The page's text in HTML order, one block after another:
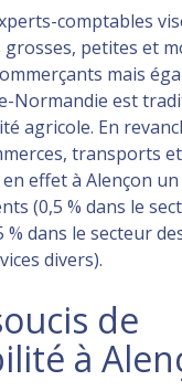
comptables
grosses, petites et
mais
Normandie est
agricole. En
transports
en effet à Alençon
(0,5 % dans le
dans le secteur
divers).
de
à